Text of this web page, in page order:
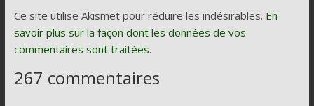
Ce site utilise Akismet pour réduire les indésirables. En
savoir plus sur la façon dont les données de vos
commentaires sont traitées.
267 commentaires